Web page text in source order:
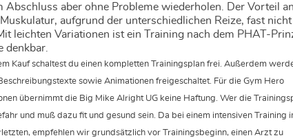
Abschluss aber ohne Probleme wiederholen. Der Vorteil an
aufgrund der unterschiedlichen Reize, fast nicht
leichten Variationen ist ein Training nach dem PHAT-
denkbar.
Kauf schaltest du einen kompletten Trainingsplan frei. Außerdem
sowie Animationen freigeschaltet. Für die Gym Hero
übernimmt die Big Mike Alright UG keine Haftung. Wer die
und muß dazu fit und gesund sein. Da bei einem intensiven Training
empfehlen wir grundsätzlich vor Trainingsbeginn, einen Arzt zu